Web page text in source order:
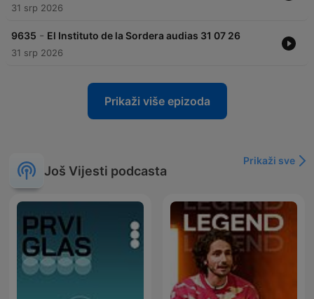
31 srp 2026
9635 - El Instituto de la Sordera audias 31 07 26
31 srp 2026
Prikaži više epizoda
Još Vijesti podcasta
Prikaži sve